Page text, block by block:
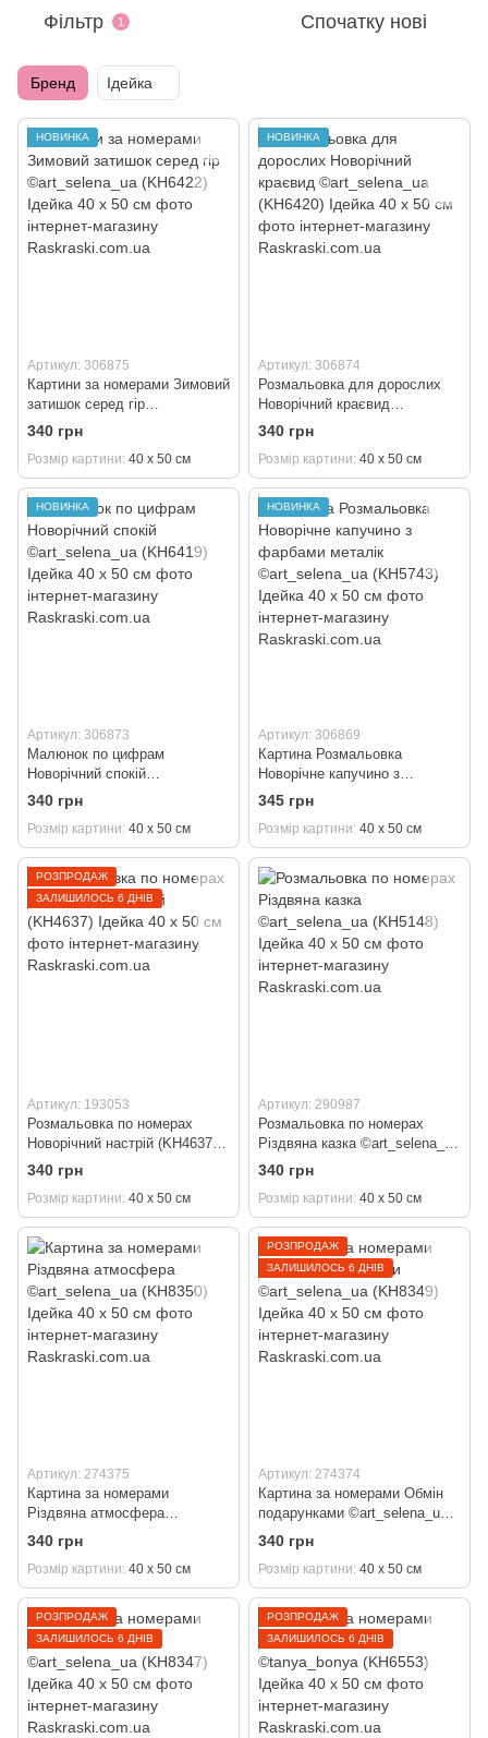
Фільтр 1 Спочатку нові
Бренд Ідейка
НОВИНКА
Артикул: 306875
Картини за номерами Зимовий
затишок серед гір
©art_selena_ua (KH6422)
Ідейка 40 х 50 см
340 грн
Розмір картини 40 х 50 см
НОВИНКА
Артикул: 306874
Розмальовка для дорослих
Новорічний краєвид
©art_selena_ua (KH6420)
Ідейка 40 х 50 см
340 грн
Розмір картини 40 х 50 см
НОВИНКА
Артикул: 306873
Малюнок по цифрам
Новорічний спокій
©art_selena_ua (KH6419)
Ідейка 40 х 50 см
340 грн
Розмір картини 40 х 50 см
НОВИНКА
Артикул: 306869
Картина Розмальовка
Новорічне капучино з
фарбами металік
©art_selena_ua (KH5743)
Ідейка 40 х 50 см
345 грн
Розмір картини 40 х 50 см
РОЗПРОДАЖ
ЗАЛИШИЛОСЬ 6 ДНІВ
Артикул: 193053
Розмальовка по номерах
Новорічний настрій (KH4637)
Ідейка 40 х 50 см
340 грн
Розмір картини 40 х 50 см
Артикул: 290987
Розмальовка по номерах
Різдвяна казка ©art_selena_ua
(KH5148) Ідейка 40 х 50 см
340 грн
Розмір картини 40 х 50 см
Артикул: 274375
Картина за номерами
Різдвяна атмосфера
©art_selena_ua (KH8350)
Ідейка 40 х 50 см
340 грн
Розмір картини 40 х 50 см
РОЗПРОДАЖ
ЗАЛИШИЛОСЬ 6 ДНІВ
Артикул: 274374
Картина за номерами Обмін
подарунками ©art_selena_ua
(KH8349) Ідейка 40 х 50 см
340 грн
Розмір картини 40 х 50 см
РОЗПРОДАЖ
ЗАЛИШИЛОСЬ 6 ДНІВ
РОЗПРОДАЖ
ЗАЛИШИЛОСЬ 6 ДНІВ